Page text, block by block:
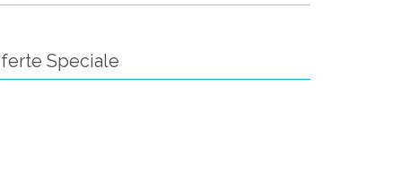
Speciale